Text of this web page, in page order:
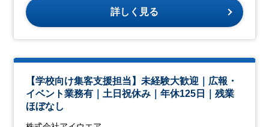
詳しく見る
【学校向け集客支援担当】未経験大歓迎｜広報・
イベント業務有｜土日祝休み｜年休125日｜残業
ほぼなし